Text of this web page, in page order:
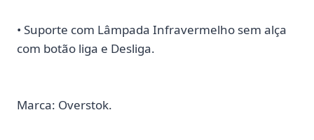
• Suporte com Lâmpada Infravermelho sem alça
com botão liga e Desliga.
Marca: Overstok.